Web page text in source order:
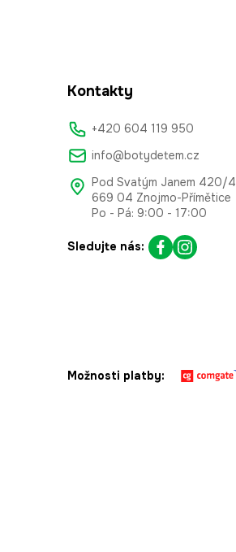
Kontakty
+420 604 119 950
info@botydetem.cz
Pod Svatým Janem 420/4
669 04 Znojmo-Přímětice
Po - Pá: 9:00 - 17:00
Sledujte nás:
Možnosti platby: